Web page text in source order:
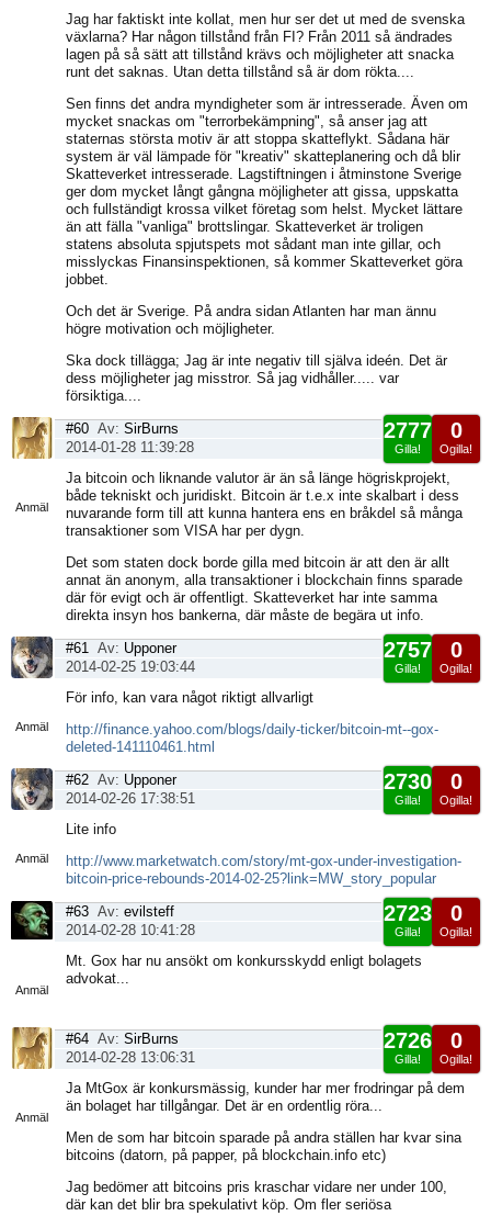
Jag har faktiskt inte kollat, men hur ser det ut med de svenska
växlarna? Har någon tillstånd från FI? Från 2011 så ändrades
lagen på så sätt att tillstånd krävs och möjligheter att snacka
runt det saknas. Utan detta tillstånd så är dom rökta....
Sen finns det andra myndigheter som är intresserade. Även om
mycket snackas om "terrorbekämpning", så anser jag att
staternas största motiv är att stoppa skatteflykt. Sådana här
system är väl lämpade för "kreativ" skatteplanering och då blir
Skatteverket intresserade. Lagstiftningen i åtminstone Sverige
ger dom mycket långt gångna möjligheter att gissa, uppskatta
och fullständigt krossa vilket företag som helst. Mycket lättare
än att fälla "vanliga" brottslingar. Skatteverket är troligen
statens absoluta spjutspets mot sådant man inte gillar, och
misslyckas Finansinspektionen, så kommer Skatteverket göra
jobbet.
Och det är Sverige. På andra sidan Atlanten har man ännu
högre motivation och möjligheter.
Ska dock tillägga; Jag är inte negativ till själva ideén. Det är
dess möjligheter jag misstror. Så jag vidhåller..... var
försiktiga....
Anmäl
0
Ogilla!
2777
Gilla!
#60 Av: SirBurns
2014-01-28 11:39:28
Ja bitcoin och liknande valutor är än så länge högriskprojekt,
både tekniskt och juridiskt. Bitcoin är t.e.x inte skalbart i dess
nuvarande form till att kunna hantera ens en bråkdel så många
transaktioner som VISA har per dygn.
Det som staten dock borde gilla med bitcoin är att den är allt
annat än anonym, alla transaktioner i blockchain finns sparade
där för evigt och är offentligt. Skatteverket har inte samma
direkta insyn hos bankerna, där måste de begära ut info.
Anmäl
0
Ogilla!
2757
Gilla!
#61 Av: Upponer
2014-02-25 19:03:44
För info, kan vara något riktigt allvarligt
http://finance.yahoo.com/blogs/daily-ticker/bitcoin-mt--gox-
deleted-141110461.html
Anmäl
0
Ogilla!
2730
Gilla!
#62 Av: Upponer
2014-02-26 17:38:51
Lite info
http://www.marketwatch.com/story/mt-gox-under-investigation-
bitcoin-price-rebounds-2014-02-25?link=MW_story_popular
Anmäl
0
Ogilla!
2723
Gilla!
#63 Av: evilsteff
2014-02-28 10:41:28
Mt. Gox har nu ansökt om konkursskydd enligt bolagets
advokat...
Anmäl
0
Ogilla!
2726
Gilla!
#64 Av: SirBurns
2014-02-28 13:06:31
Ja MtGox är konkursmässig, kunder har mer frodringar på dem
än bolaget har tillgångar. Det är en ordentlig röra...
Men de som har bitcoin sparade på andra ställen har kvar sina
bitcoins (datorn, på papper, på blockchain.info etc)
Jag bedömer att bitcoins pris kraschar vidare ner under 100,
där kan det blir bra spekulativt köp. Om fler seriösa